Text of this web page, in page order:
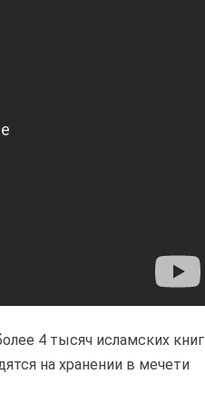
4 тысяч исламских книг
на хранении в мечети